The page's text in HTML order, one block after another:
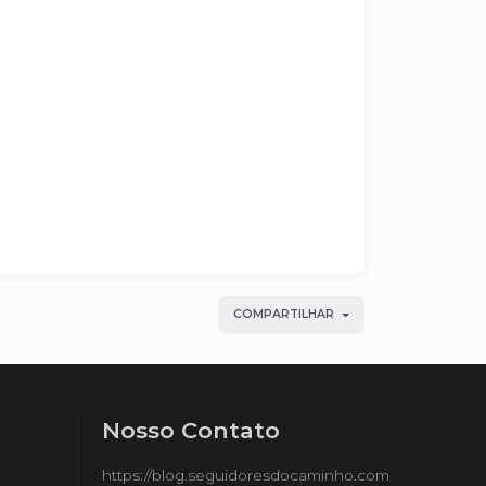
COMPARTILHAR
Nosso Contato
https://blog.seguidoresdocaminho.com